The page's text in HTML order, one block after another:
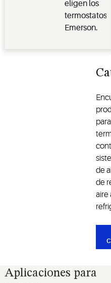
eligen los
termostatos
Emerson.
de
de
aire
Aplicaciones para